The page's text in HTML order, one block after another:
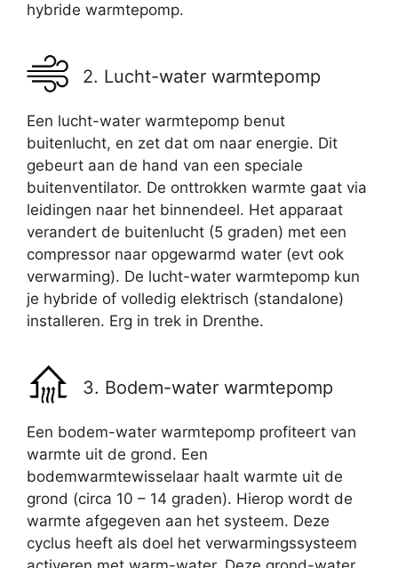
hybride warmtepomp.
2. Lucht-water warmtepomp
Een lucht-water warmtepomp benut
buitenlucht, en zet dat om naar energie. Dit
gebeurt aan de hand van een speciale
buitenventilator. De onttrokken warmte gaat via
leidingen naar het binnendeel. Het apparaat
verandert de buitenlucht (5 graden) met een
compressor naar opgewarmd water (evt ook
verwarming). De lucht-water warmtepomp kun
je hybride of volledig elektrisch (standalone)
installeren. Erg in trek in Drenthe.
3. Bodem-water warmtepomp
Een bodem-water warmtepomp profiteert van
warmte uit de grond. Een
bodemwarmtewisselaar haalt warmte uit de
grond (circa 10 – 14 graden). Hierop wordt de
warmte afgegeven aan het systeem. Deze
cyclus heeft als doel het verwarmingssysteem